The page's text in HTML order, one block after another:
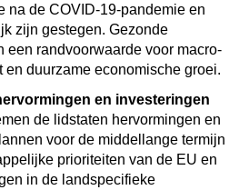
na de COVID-19-pandemie en
zijn gestegen. Gezonde
een randvoorwaarde voor macro-
duurzame economische groei.
en investeringen
de lidstaten hervormingen en
voor de middellange termijn
prioriteiten van de EU en
in de landspecifieke